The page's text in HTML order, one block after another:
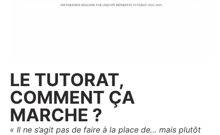
LE TUTORAT,
COMMENT ÇA
MARCHE ?
« Il ne s’agit pas de faire à la place de… mais plutôt